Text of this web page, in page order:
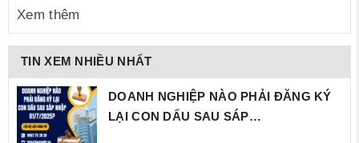
Xem thêm
TIN XEM NHIỀU NHẤT
DOANH NGHIỆP NÀO PHẢI ĐĂNG KÝ
LẠI CON DẤU SAU SÁP…